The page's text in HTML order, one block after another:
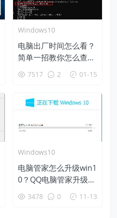
Windows10
电脑出厂时间怎么看？
简单一招教你怎么查看
电脑生产时间
7517 2 01-15
Windows10
电脑管家怎么升级win1
0？QQ电脑管家升级wi
n10图文教程
3478 0 11-13